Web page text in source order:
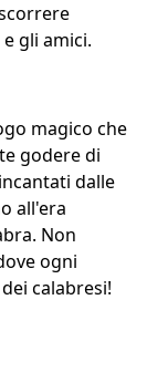
gli amici.
magico che
godere di
dalle
all'era
Non
ogni
calabresi!